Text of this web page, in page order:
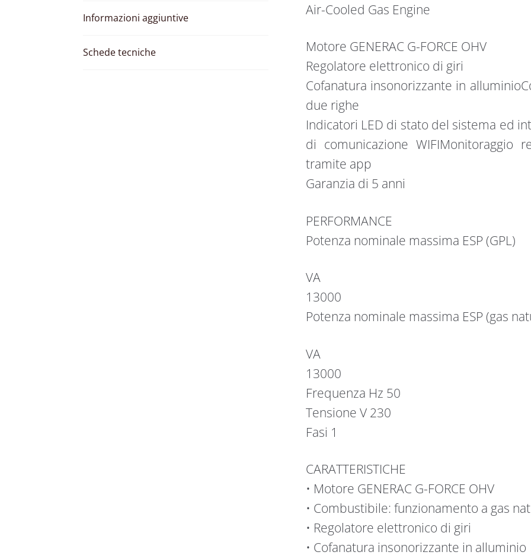
Informazioni aggiuntive
Schede tecniche
Air-Cooled Gas Engine
Motore GENERAC G-FORCE OHV
Regolatore elettronico di giri
Cofanatura insonorizzante in
due righe
Indicatori LED di stato del sistema ed
di comunicazione WIFIMonitoraggio
tramite app
Garanzia di 5 anni
PERFORMANCE
Potenza nominale massima ESP (GPL)
VA
13000
Potenza nominale massima ESP (gas
VA
13000
Frequenza Hz 50
Tensione V 230
Fasi 1
CARATTERISTICHE
• Motore GENERAC G-FORCE OHV
• Combustibile: funzionamento a gas
• Regolatore elettronico di giri
• Cofanatura insonorizzante in alluminio